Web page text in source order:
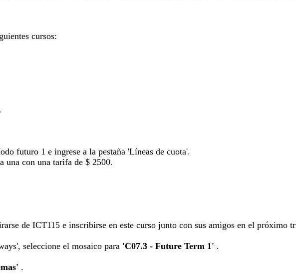
cursos:
futuro 1 e ingrese a la pestaña 'Líneas de cuota'.
una con una tarifa de $ 2500.
de ICT115 e inscribirse en este curso junto con sus amigos en el próximo
seleccione el mosaico para 'C07.3 - Future Term 1' .
.